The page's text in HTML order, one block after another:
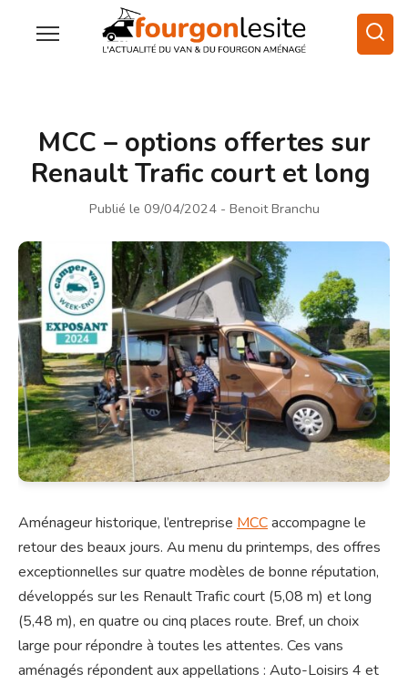
MCC – options offertes sur
Renault Trafic court et long
Publié le 09/04/2024 - Benoit Branchu
Aménageur historique, l’entreprise MCCaccompagne le
retour des beaux jours. Au menu du printemps, des offres
exceptionnelles sur quatre modèles de bonne réputation,
développés sur les Renault Trafic court (5,08 m) et long
(5,48 m), en quatre ou cinq places route. Bref, un choix
large pour répondre à toutes les attentes. Ces vans
aménagés répondent aux appellations : Auto-Loisirs 4 et